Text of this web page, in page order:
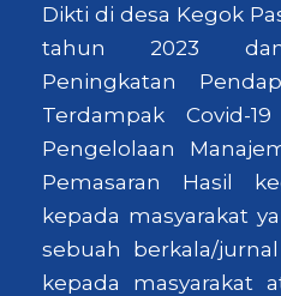
Dikti di desa Kegok
tahun 2023 dan
Peningkatan
Terdampak Covid-
Pengelolaan
Pemasaran Hasil
kepada masyarakat
sebuah berkala/
kepada masyarakat